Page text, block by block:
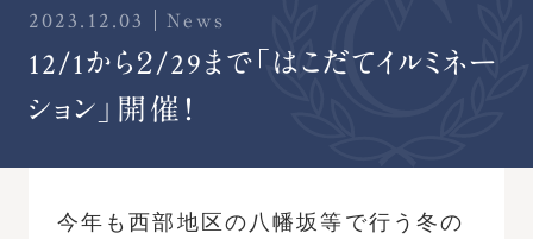
2023.12.03 News
12/1から２/29まで「はこだてイルミネー
ション」開催！
今年も西部地区の八幡坂等で行う冬の